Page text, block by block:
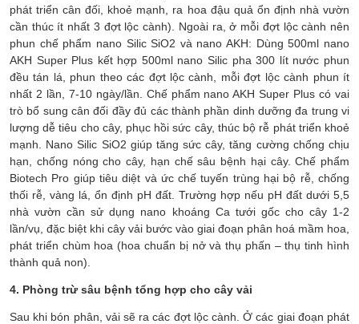
phát triển cân đối, khoẻ mạnh, ra hoa đậu quả ổn định nhà vườn
cần thúc ít nhất 3 đợt lộc cành). Ngoài ra, ở mỗi đợt lộc cành nên
phun chế phẩm nano Silic SiO2 và nano AKH: Dùng 500ml nano
AKH Super Plus kết hợp 500ml nano Silic pha 300 lít nước phun
đều tán lá, phun theo các đợt lộc cành, mỗi đợt lộc cành phun ít
nhất 2 lần, 7-10 ngày/lần. Chế phẩm nano AKH Super Plus có vai
trò bổ sung cân đối đầy đủ các thành phần dinh dưỡng đa trung vi
lượng dễ tiêu cho cây, phục hồi sức cây, thúc bộ rễ phát triển khoẻ
mạnh. Nano Silic SiO2 giúp tăng sức cây, tăng cường chống chịu
hạn, chống nóng cho cây, hạn chế sâu bệnh hại cây. Chế phẩm
Biotech Pro giúp tiêu diệt và ức chế tuyến trùng hại bộ rễ, chống
thối rễ, vàng lá, ổn định pH đất. Trường hợp nếu pH đất dưới 5,5
nhà vườn cần sử dụng nano khoáng Ca tưới gốc cho cây 1-2
lần/vụ, đặc biệt khi cây vải bước vào giai đoạn phân hoá mầm hoa,
phát triển chùm hoa (hoa chuẩn bị nở và thụ phấn – thụ tinh hình
thành quả non).
4. Phòng trừ sâu bệnh tổng hợp cho cây vải
Sau khi bón phân, vải sẽ ra các đợt lộc cành. Ở các giai đoạn phát